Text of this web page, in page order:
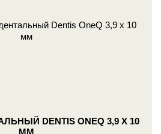
DENTIS ONEQ 3,9 X 10
ММ